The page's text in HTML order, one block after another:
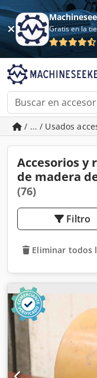
/ ... / Usados
Accesorios y
de madera
(76)
Filtro
Eliminar todos